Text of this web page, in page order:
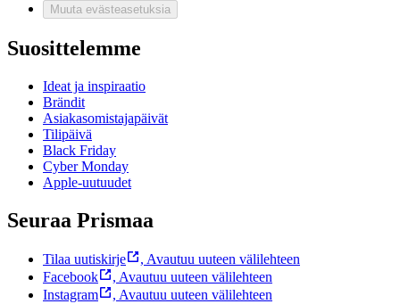
Muuta evästeasetuksia
Suosittelemme
Ideat ja inspiraatio
Brändit
Asiakasomistajapäivät
Tilipäivä
Black Friday
Cyber Monday
Apple-uutuudet
Seuraa Prismaa
Tilaa uutiskirje , Avautuu uuteen välilehteen
Facebook
, Avautuu uuteen välilehteen
Instagram
, Avautuu uuteen välilehteen